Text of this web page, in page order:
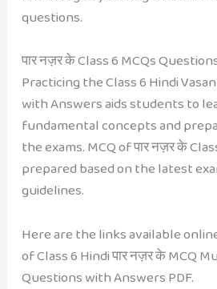
questions.
पार नज़र के Class 6 MCQs
Practicing the Class 6 Hindi
with Answers aids students to
fundamental concepts and
the exams. MCQ of पार नज़र के
prepared based on the latest
guidelines.
Here are the links available
of Class 6 Hindi पार नज़र के MCQ
Questions with Answers PDF.